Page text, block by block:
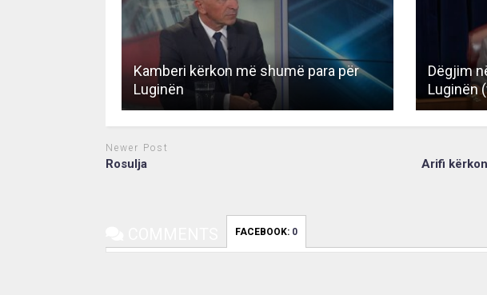
Kamberi kërkon më shumë para për
Luginën
Dëgjim
Luginën
Newer Post
Rosulja
Arifi
FACEBOOK: 0